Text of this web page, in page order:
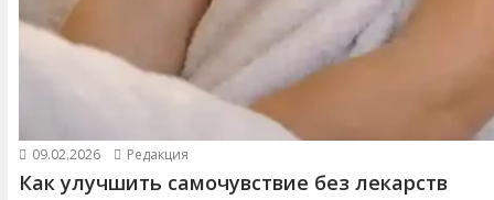
09.02.2026 Редакция
Как улучшить самочувствие без лекарств